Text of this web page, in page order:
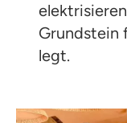
Grundstein
legt.